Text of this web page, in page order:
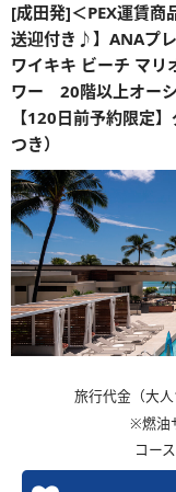
[成田発]＜PEX運賃商
送迎付き♪】ANAプ
ワイキキ ビーチ マリ
ワー 20階以上オー
【120日前予約限定
つき）
旅行代金（大人
※燃油
コー